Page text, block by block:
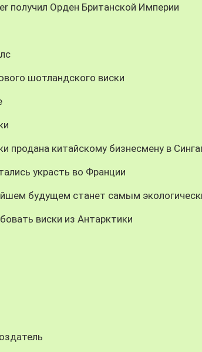
получил Орден Британской Империи
шотландского виски
продана китайскому бизнесмену в
украсть во Франции
будущем станет самым
виски из Антарктики